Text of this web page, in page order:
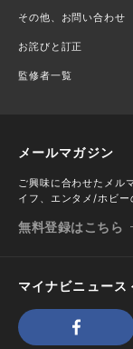
その他、お問い合わせ
お詫びと訂正
監修者一覧
メールマガジン
ご興味に合わせたメル
イフ、エンタメ/ホビー
無料登録はこちら
マイナビニュース